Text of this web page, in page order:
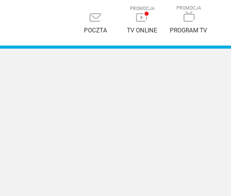
POCZTA TV ONLINE PROGRAM TV